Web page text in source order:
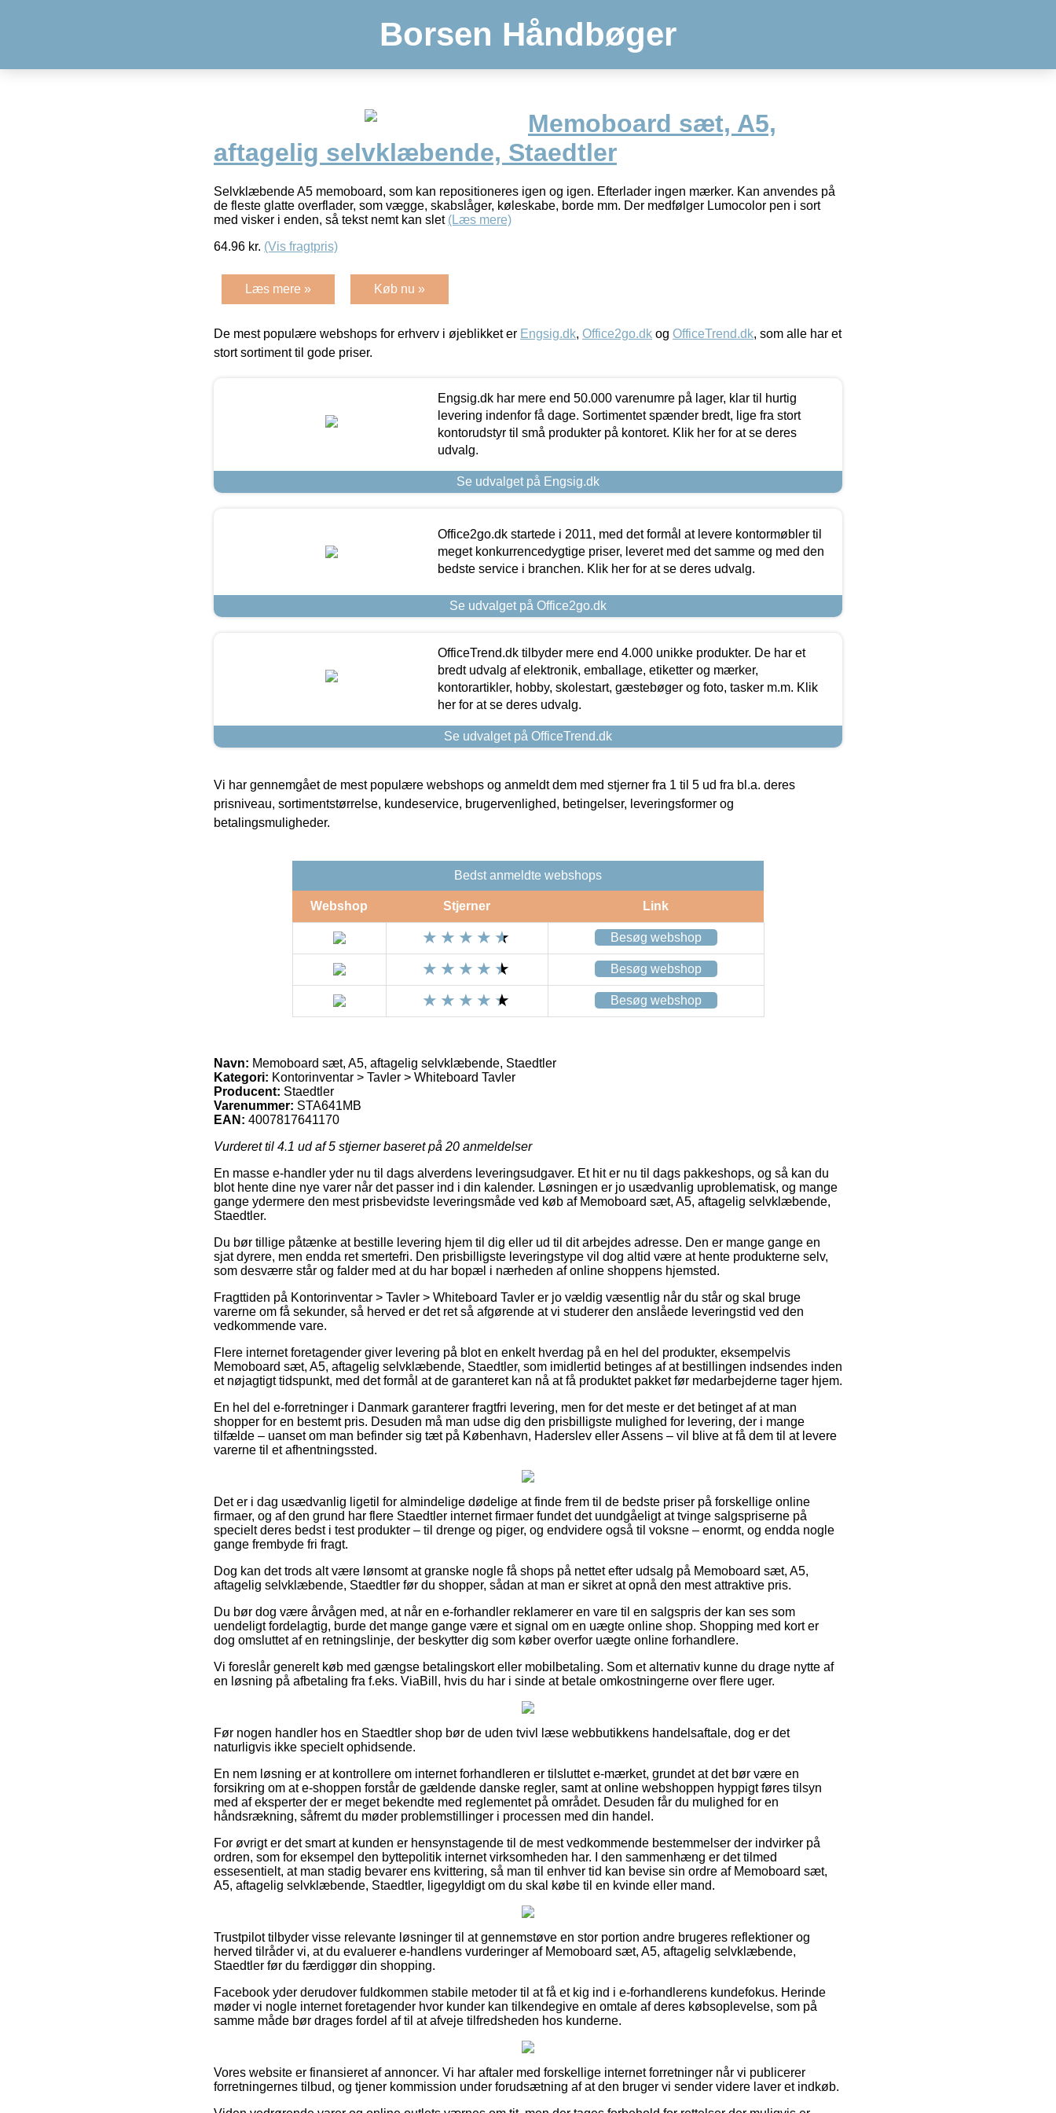
Borsen Håndbøger
Memoboard sæt, A5,
aftagelig selvklæbende, Staedtler
Selvklæbende A5 memoboard, som kan repositioneres igen og igen. Efterlader ingen mærker. Kan anvendes på
de fleste glatte overflader, som vægge, skabslåger, køleskabe, borde mm. Der medfølger Lumocolor pen i sort
med visker i enden, så tekst nemt kan slet (Læs mere)
64.96 kr. (Vis fragtpris)
Læs mere » Køb nu »
De mest populære webshops for erhverv i øjeblikket er Engsig.dk, Office2go.dk og OfficeTrend.dk, som alle har et
stort sortiment til gode priser.
Engsig.dk har mere end 50.000 varenumre på lager, klar til hurtig
levering indenfor få dage. Sortimentet spænder bredt, lige fra stort
kontorudstyr til små produkter på kontoret. Klik her for at se deres
udvalg.
Se udvalget på Engsig.dk
Office2go.dk startede i 2011, med det formål at levere kontormøbler til
meget konkurrencedygtige priser, leveret med det samme og med den
bedste service i branchen. Klik her for at se deres udvalg.
Se udvalget på Office2go.dk
OfficeTrend.dk tilbyder mere end 4.000 unikke produkter. De har et
bredt udvalg af elektronik, emballage, etiketter og mærker,
kontorartikler, hobby, skolestart, gæstebøger og foto, tasker m.m. Klik
her for at se deres udvalg.
Se udvalget på OfficeTrend.dk
Vi har gennemgået de mest populære webshops og anmeldt dem med stjerner fra 1 til 5 ud fra bl.a. deres
prisniveau, sortimentstørrelse, kundeservice, brugervenlighed, betingelser, leveringsformer og
betalingsmuligheder.
Bedst anmeldte webshops
Webshop Stjerner Link
Besøg webshop
Besøg webshop
Besøg webshop
Navn: Memoboard sæt, A5, aftagelig selvklæbende, Staedtler
Kategori: Kontorinventar > Tavler > Whiteboard Tavler
Producent: Staedtler
Varenummer: STA641MB
EAN: 4007817641170
Vurderet til 4.1 ud af 5 stjerner baseret på 20 anmeldelser
En masse e-handler yder nu til dags alverdens leveringsudgaver. Et hit er nu til dags pakkeshops, og så kan du
blot hente dine nye varer når det passer ind i din kalender. Løsningen er jo usædvanlig uproblematisk, og mange
gange ydermere den mest prisbevidste leveringsmåde ved køb af Memoboard sæt, A5, aftagelig selvklæbende,
Staedtler.
Du bør tillige påtænke at bestille levering hjem til dig eller ud til dit arbejdes adresse. Den er mange gange en
sjat dyrere, men endda ret smertefri. Den prisbilligste leveringstype vil dog altid være at hente produkterne selv,
som desværre står og falder med at du har bopæl i nærheden af online shoppens hjemsted.
Fragttiden på Kontorinventar > Tavler > Whiteboard Tavler er jo vældig væsentlig når du står og skal bruge
varerne om få sekunder, så herved er det ret så afgørende at vi studerer den anslåede leveringstid ved den
vedkommende vare.
Flere internet foretagender giver levering på blot en enkelt hverdag på en hel del produkter, eksempelvis
Memoboard sæt, A5, aftagelig selvklæbende, Staedtler, som imidlertid betinges af at bestillingen indsendes inden
et nøjagtigt tidspunkt, med det formål at de garanteret kan nå at få produktet pakket før medarbejderne tager hjem.
En hel del e-forretninger i Danmark garanterer fragtfri levering, men for det meste er det betinget af at man
shopper for en bestemt pris. Desuden må man udse dig den prisbilligste mulighed for levering, der i mange
tilfælde – uanset om man befinder sig tæt på København, Haderslev eller Assens – vil blive at få dem til at levere
varerne til et afhentningssted.
Det er i dag usædvanlig ligetil for almindelige dødelige at finde frem til de bedste priser på forskellige online
firmaer, og af den grund har flere Staedtler internet firmaer fundet det uundgåeligt at tvinge salgspriserne på
specielt deres bedst i test produkter – til drenge og piger, og endvidere også til voksne – enormt, og endda nogle
gange frembyde fri fragt.
Dog kan det trods alt være lønsomt at granske nogle få shops på nettet efter udsalg på Memoboard sæt, A5,
aftagelig selvklæbende, Staedtler før du shopper, sådan at man er sikret at opnå den mest attraktive pris.
Du bør dog være årvågen med, at når en e-forhandler reklamerer en vare til en salgspris der kan ses som
uendeligt fordelagtig, burde det mange gange være et signal om en uægte online shop. Shopping med kort er
dog omsluttet af en retningslinje, der beskytter dig som køber overfor uægte online forhandlere.
Vi foreslår generelt køb med gængse betalingskort eller mobilbetaling. Som et alternativ kunne du drage nytte af
en løsning på afbetaling fra f.eks. ViaBill, hvis du har i sinde at betale omkostningerne over flere uger.
Før nogen handler hos en Staedtler shop bør de uden tvivl læse webbutikkens handelsaftale, dog er det
naturligvis ikke specielt ophidsende.
En nem løsning er at kontrollere om internet forhandleren er tilsluttet e-mærket, grundet at det bør være en
forsikring om at e-shoppen forstår de gældende danske regler, samt at online webshoppen hyppigt føres tilsyn
med af eksperter der er meget bekendte med reglementet på området. Desuden får du mulighed for en
håndsrækning, såfremt du møder problemstillinger i processen med din handel.
For øvrigt er det smart at kunden er hensynstagende til de mest vedkommende bestemmelser der indvirker på
ordren, som for eksempel den byttepolitik internet virksomheden har. I den sammenhæng er det tilmed
essesentielt, at man stadig bevarer ens kvittering, så man til enhver tid kan bevise sin ordre af Memoboard sæt,
A5, aftagelig selvklæbende, Staedtler, ligegyldigt om du skal købe til en kvinde eller mand.
Trustpilot tilbyder visse relevante løsninger til at gennemstøve en stor portion andre brugeres reflektioner og
herved tilråder vi, at du evaluerer e-handlens vurderinger af Memoboard sæt, A5, aftagelig selvklæbende,
Staedtler før du færdiggør din shopping.
Facebook yder derudover fuldkommen stabile metoder til at få et kig ind i e-forhandlerens kundefokus. Herinde
møder vi nogle internet foretagender hvor kunder kan tilkendegive en omtale af deres købsoplevelse, som på
samme måde bør drages fordel af til at afveje tilfredsheden hos kunderne.
Vores website er finansieret af annoncer. Vi har aftaler med forskellige internet forretninger når vi publicerer
forretningernes tilbud, og tjener kommission under forudsætning af at den bruger vi sender videre laver et indkøb.